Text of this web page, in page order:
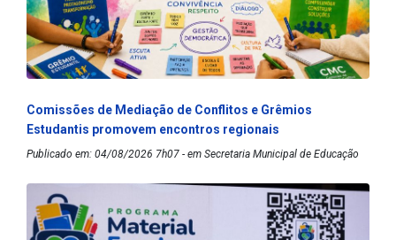
Comissões de Mediação de Conflitos e Grêmios
Estudantis promovem encontros regionais
Publicado em: 04/08/2026 7h07 - em Secretaria Municipal de Educação